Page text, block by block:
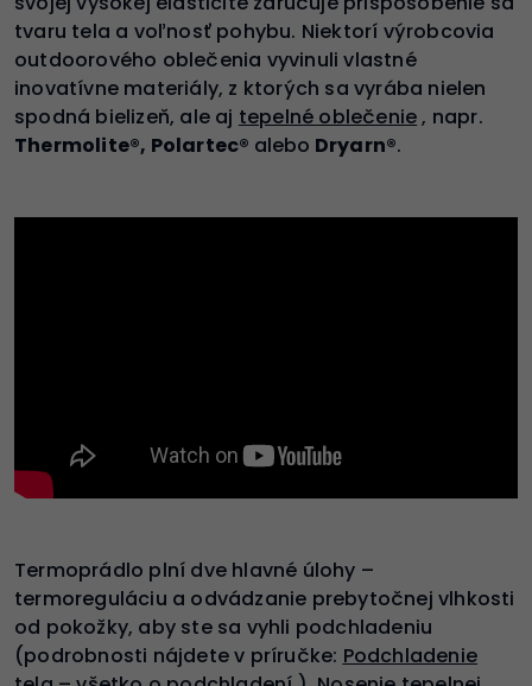
tvaru tela a voľnosť pohybu. Niektorí výrobcovia
outdoorového oblečenia vyvinuli vlastné
inovatívne materiály, z ktorých sa vyrába nielen
spodná bielizeň, ale aj tepelné oblečenie, napr.
Thermolite®, Polartec® alebo Dryarn®.
Termoprádlo plní dve hlavné úlohy –
termoreguláciu a odvádzanie prebytočnej vlhkosti
od pokožky, aby ste sa vyhli podchladeniu
(podrobnosti nájdete v príručke: Podchladenie